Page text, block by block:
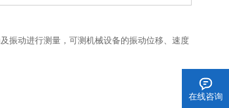
振动进行测量，可测机械设备的振动位移、速度
在线咨询